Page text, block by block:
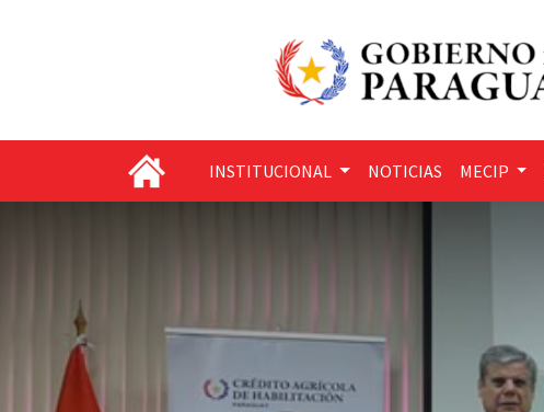
INSTITUCIONAL NOTICIAS MECIP